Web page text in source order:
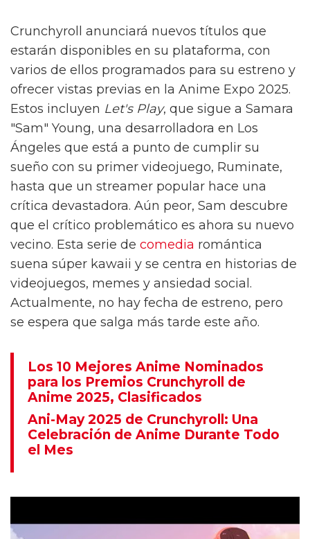
Crunchyroll anunciará nuevos títulos que
estarán disponibles en su plataforma, con
varios de ellos programados para su estreno y
ofrecer vistas previas en la Anime Expo 2025.
Estos incluyen Let's Play, que sigue a Samara
"Sam" Young, una desarrolladora en Los
Ángeles que está a punto de cumplir su
sueño con su primer videojuego, Ruminate,
hasta que un streamer popular hace una
crítica devastadora. Aún peor, Sam descubre
que el crítico problemático es ahora su nuevo
vecino. Esta serie de comedia romántica
suena súper kawaii y se centra en historias de
videojuegos, memes y ansiedad social.
Actualmente, no hay fecha de estreno, pero
se espera que salga más tarde este año.
Los 10 Mejores Anime Nominados
para los Premios Crunchyroll de
Anime 2025, Clasificados
Ani-May 2025 de Crunchyroll: Una
Celebración de Anime Durante Todo
el Mes